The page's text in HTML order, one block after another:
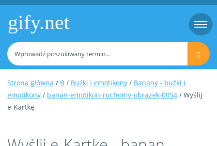
gify.net
Strona główna / B / Buźki i emotikony / Banany - buźki i
emotikony / banan-emotikon-ruchomy-obrazek-0054 / Wyślij
e-Kartkę